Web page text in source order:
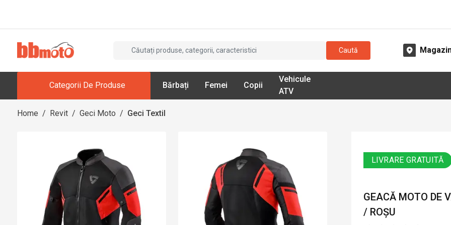
Caută
Categorii De Produse Bărbați Femei Copii
Vehicule
ATV
Home / Revit / Geci Moto / Geci Textil
LIVRARE GRATUITĂ
GEACĂ MOTO DE
/ ROȘU